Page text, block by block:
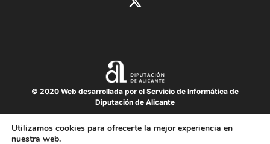
© 2020 Web desarrollada por el Servicio de Informática de
Diputación de Alicante
Aviso legal
Utilizamos cookies para ofrecerte la mejor experiencia en
nuestra web.